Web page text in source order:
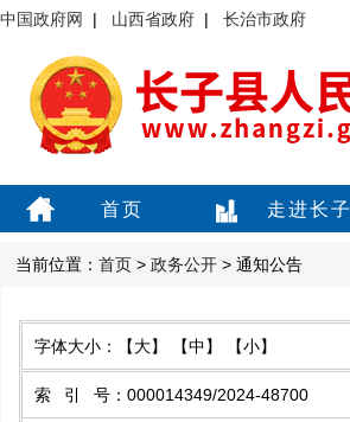
中国政府网 | 山西省政府 | 长治市政府
首页 走进长子
当前位置： 首页 > 政务公开 > 通知公告
字体大小： 【大】 【中】 【小】
索引号 ： 000014349/2024-48700